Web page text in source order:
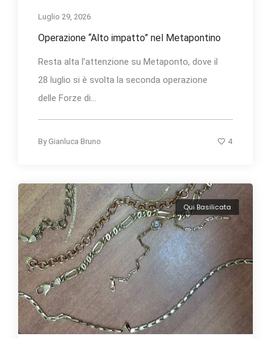
Luglio 29, 2026
Operazione “Alto impatto” nel Metapontino
Resta alta l’attenzione su Metaponto, dove il
28 luglio si è svolta la seconda operazione
delle Forze di...
By Gianluca Bruno 4
Qui Basilicata